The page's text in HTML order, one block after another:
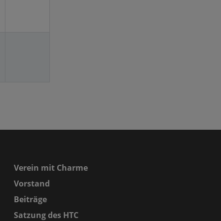
Verein mit Charme
Vorstand
Beiträge
Satzung des HTC